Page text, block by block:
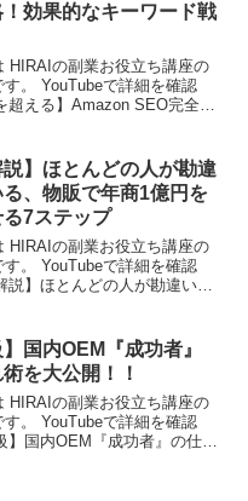
効果的なキーワード戦
HIRAIの副業お役立ち講座の
す。 YouTubeで詳細を確認
超える】Amazon SEO完全攻
説】ほとんどの人が勘違
、物販で年商1億円を
7ステップ
HIRAIの副業お役立ち講座の
す。 YouTubeで詳細を確認
説】ほとんどの人が勘違いし
】国内OEM『成功者』
を大公開！！
HIRAIの副業お役立ち講座の
す。 YouTubeで詳細を確認
】国内OEM『成功者』の仕入